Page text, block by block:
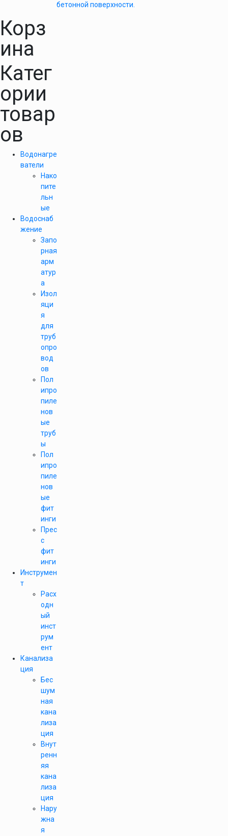
бетонной поверхности.
Корз
ина
Катег
ории
товар
ов
Водонагре
ватели
Нако
пите
льн
ые
Водоснаб
жение
Запо
рная
арм
атур
а
Изол
яци
я
для
труб
опро
вод
ов
Пол
ипро
пиле
нов
ые
труб
ы
Пол
ипро
пиле
нов
ые
фит
инги
Прес
с
фит
инги
Инструмен
т
Расх
одн
ый
инст
рум
ент
Канализа
ция
Бес
шум
ная
кана
лиза
ция
Внут
ренн
яя
кана
лиза
ция
Нару
жна
я